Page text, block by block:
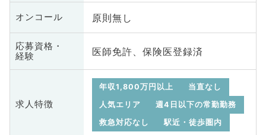
オンコール 原則無し
応募資格・
経験
医師免許、保険医登録済
求人特徴
年収1,800万円以上
当直なし
人気エリア
週4日以下の常勤勤務
救急対応なし
駅近・徒歩圏内